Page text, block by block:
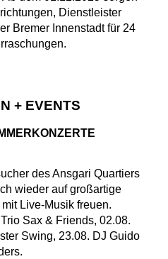
Dienstleister
Bremer Innenstadt für 24
+ EVENTS
des Ansgari Quartiers
wieder auf großartige
Live-Musik freuen.
Sax & Friends, 02.08.
Swing, 23.08. DJ Guido